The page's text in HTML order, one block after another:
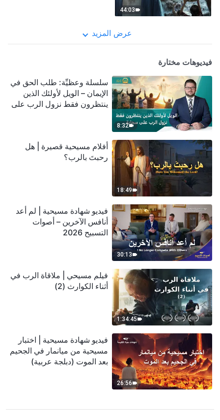
44:03
عرض المزيد
فيديوهات مختارة
8:32
سلسلة وعظيِّة: طلب الحق في
الإيمان – الويل لأولئك الذين
ينتظرون فقط نزول الرب على
18:49
أفلام مسيحية قصيرة | هل
رحبتَ بالرب؟
30:13
فيديو شهادة مسيحية | لم أعد
أنافس الآخرين – أصوات
التسبيح 2026
1:34:45
فيلم مسيحي | ملاقاة الرب في
أثناء الكوارث (2)
26:56
فيديو شهادة مسيحية | اختبار
مسيحية من ميانمار في الجحيم
بعد الموت (دبلجة عربية)